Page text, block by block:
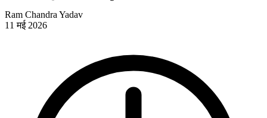
Ram Chandra Yadav
11 मई 2026